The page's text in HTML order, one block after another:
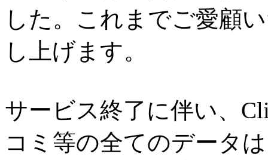
した。これまでご愛顧
し上げます。
サービス終了に伴い、
コミ等の全てのデータ